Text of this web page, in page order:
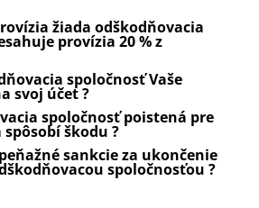
žiada odškodňovacia
provízia 20 % z
spoločnosť Vaše
svoj účet ?
spoločnosť poistená pre
spôsobí škodu ?
sankcie za ukončenie
spoločnosťou ?